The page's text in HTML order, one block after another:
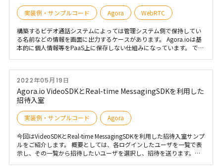
実装例・サンプルコード Agora WebRTC
構築するビデオ通話システムによっては管理システム側で保持してい
る名前などの情報を画面に出力するケースがあります。 Agora.ioは基
本的に個人情報等をPaaS上に保存しない仕組みになっています。 で
2022年05月19日
Agora.io VideoSDKとReal-time MessagingSDKを利用した
招待入室
実装例・サンプルコード Agora
今回はVideoSDKとReal-time MessagingSDKを利用した招待入室サンプ
ルをご紹介します。 概要としては、各ログインしたユーザを一覧で表
示し、その一覧から招待したいユーザを選択し、招待を送ります。招